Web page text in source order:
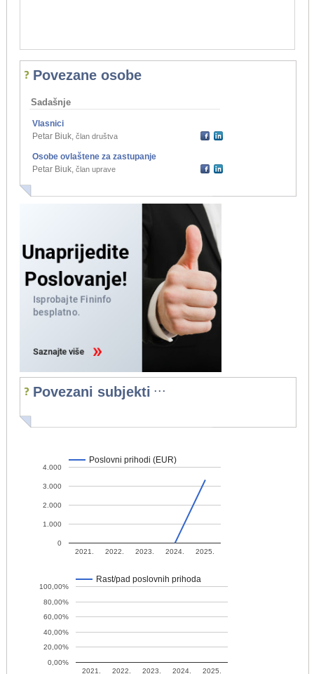
Povezane osobe
Sadašnje
Vlasnici
Petar Biuk, član društva
Osobe ovlaštene za zastupanje
Petar Biuk, član uprave
Povezani subjekti ...
Poslovni prihodi (EUR)
2021. 2022. 2023. 2024. 2025.
0
1.000
2.000
3.000
4.000
Rast/pad poslovnih prihoda
2021. 2022. 2023. 2024. 2025.
0,00%
20,00%
40,00%
60,00%
80,00%
100,00%